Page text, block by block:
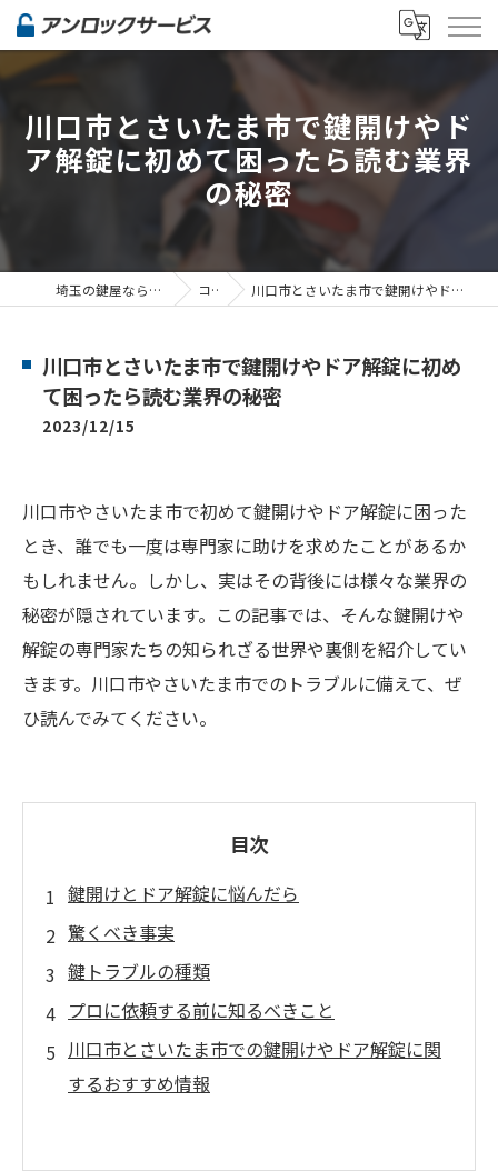
川口市とさいたま市で鍵開けやド
ア解錠に初めて困ったら読む業界
の秘密
埼玉の鍵屋ならアンロックサービス コラム 川口市とさいたま市で鍵開けやドア解錠に初めて困ったら読む業界の秘密
川口市とさいたま市で鍵開けやドア解錠に初め
て困ったら読む業界の秘密
2023/12/15
川口市やさいたま市で初めて鍵開けやドア解錠に困った
とき、誰でも一度は専門家に助けを求めたことがあるか
もしれません。しかし、実はその背後には様々な業界の
秘密が隠されています。この記事では、そんな鍵開けや
解錠の専門家たちの知られざる世界や裏側を紹介してい
きます。川口市やさいたま市でのトラブルに備えて、ぜ
ひ読んでみてください。
目次
鍵開けとドア解錠に悩んだら
驚くべき事実
鍵トラブルの種類
プロに依頼する前に知るべきこと
川口市とさいたま市での鍵開けやドア解錠に関
するおすすめ情報